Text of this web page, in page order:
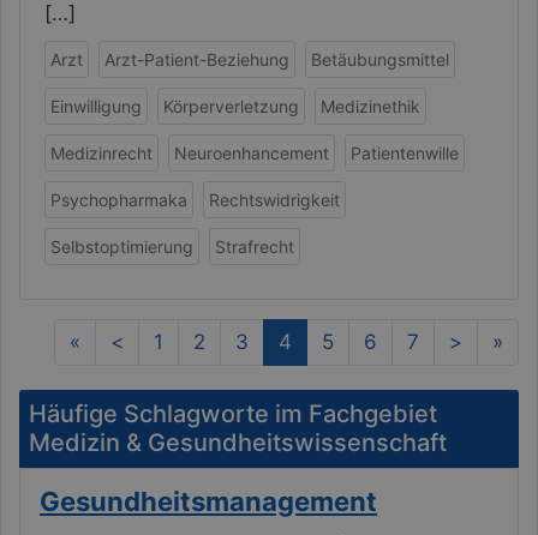
[…]
Arzt Arzt-Patient-Beziehung Betäubungsmittel
Einwilligung Körperverletzung Medizinethik
Medizinrecht Neuroenhancement Patientenwille
Psychopharmaka Rechtswidrigkeit
Selbstoptimierung Strafrecht
« < 1 2 3 4 (current)
5 6 7 > »
Häufige Schlagworte im Fachgebiet
Medizin & Gesundheitswissenschaft
Gesundheitsmanagement